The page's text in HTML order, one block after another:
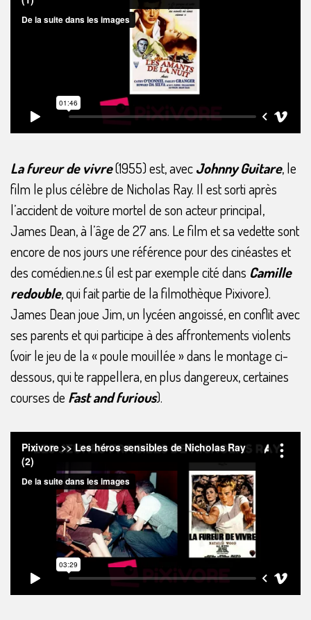
La fureur de vivre(1955) est, avecJohnny Guitare, le
film le plus célèbre de Nicholas Ray. Il est sorti après
l’accident de voiture mortel de son acteur principal,
James Dean, à l’âge de 27 ans. Le film et sa vedette sont
encore de nos jours une référence pour des cinéastes et
des comédien.ne.s (il est par exemple cité dans Camille
redouble, qui fait partie de la filmothèque Pixivore).
James Dean joue Jim, un lycéen angoissé, en conflit avec
ses parents et qui participe à des affrontements violents
(voir le jeu de la « poule mouillée » dans le montage ci-
dessous, qui te rappellera, en plus dangereux, certaines
courses de Fast and furious).